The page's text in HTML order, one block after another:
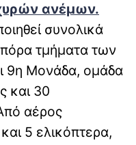
ανέμων.
συνολικά
τμήματα των
9η Μονάδα, ομάδα
και 30
αέρος
5 ελικόπτερα,